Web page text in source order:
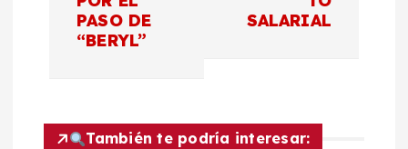
c
PASO DE
“BERYL”
SALARIAL
También te podría interesar: